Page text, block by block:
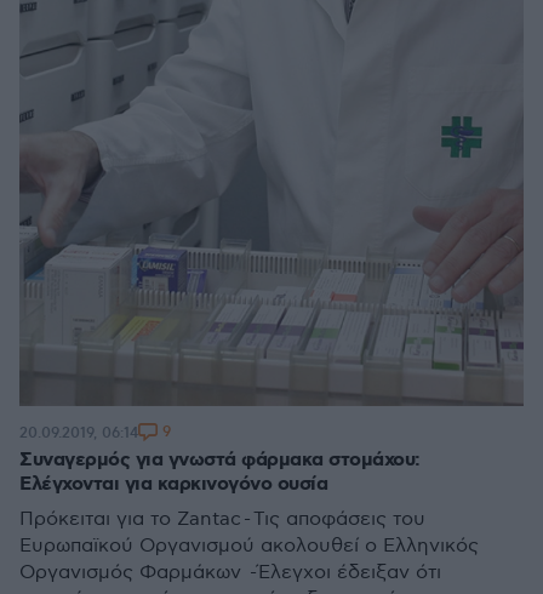
Συναγερμός για γνωστά φάρμακα στομάχου:
Ελέγχονται για καρκινογόνο ουσία
Πρόκειται για το Zantac - Τις αποφάσεις του
Ευρωπαϊκού Οργανισμού ακολουθεί ο Ελληνικός
Οργανισμός Φαρμάκων -Έλεγχοι έδειξαν ότι
20.09.2019, 06:14 9